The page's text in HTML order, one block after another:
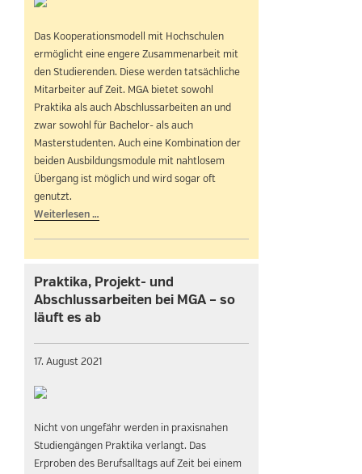
Das Kooperationsmodell mit Hochschulen
ermöglicht eine engere Zusammenarbeit mit
den Studierenden. Diese werden tatsächliche
Mitarbeiter auf Zeit. MGA bietet sowohl
Praktika als auch Abschlussarbeiten an und
zwar sowohl für Bachelor- als auch
Masterstudenten. Auch eine Kombination der
beiden Ausbildungsmodule mit nahtlosem
Übergang ist möglich und wird sogar oft
genutzt.
Weiterlesen …
Praktika, Projekt- und
Abschlussarbeiten bei MGA – so
läuft es ab
17. August 2021
Nicht von ungefähr werden in praxisnahen
Studiengängen Praktika verlangt. Das
Erproben des Berufsalltags auf Zeit bei einem